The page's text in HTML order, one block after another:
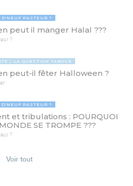
D'NEUF PASTEUR ?
peut il manger Halal ???
?
LA QUESTION TABOUE
peut-il fêter Halloween ?
D'NEUF PASTEUR ?
et tribulations : POURQUOI
SE TROMPE ???
?
Voir tout